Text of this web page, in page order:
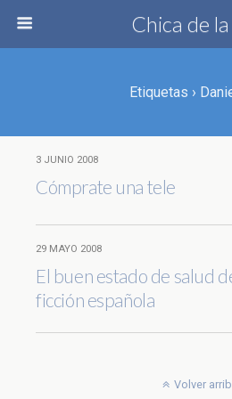
Chica de la
Etiquetas ›
3 JUNIO 2008
Cómprate una tele
29 MAYO 2008
El buen estado de salud
ficción española
Volver